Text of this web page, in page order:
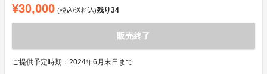
¥30,000 (税込/送料込)残り34
販売終了
ご提供予定時期：2024年6月末日まで